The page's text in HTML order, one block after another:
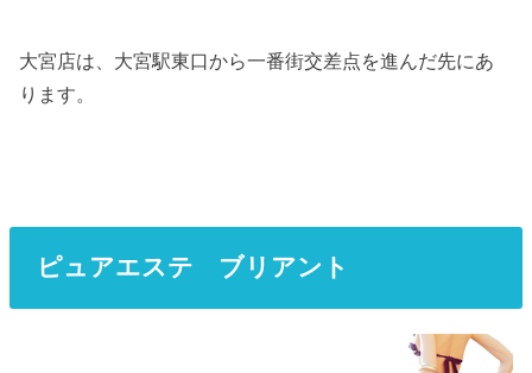
大宮店は、大宮駅東口から一番街交差点を進んだ先にあ
ります。
ピュアエステ ブリアント